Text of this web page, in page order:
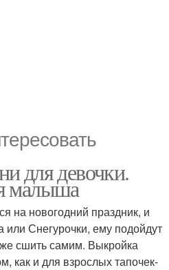
для девочки.
малыша
на новогодний праздник, и
или Снегурочки, ему подойдут
сшить самим. Выкройка
как и для взрослых тапочек-